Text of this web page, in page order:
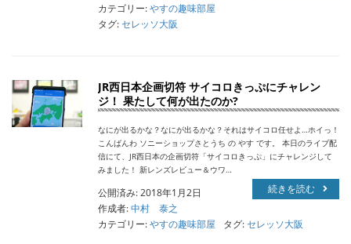
カテゴリー:やすの趣味部屋
タグ:セレッソ大阪
JR西日本企画切符 サイコロきっぷにチャレン
ジ！ 果たして何が出たのか?
なにが出るかな？なにが出るかな？それはサイコロ任せよ…ホイっ！
こんばんわ ソニーショップさとうち の やす です。 本日のライブ配
信にて、JR西日本の企画切符「サイコロきっぷ」にチャレンジして
みました！ 新レンズレビュー＆ウワ…
続きを読む
公開済み: 2018年1月2日
作成者:中村 泰之
カテゴリー:やすの趣味部屋 タグ:セレッソ大阪